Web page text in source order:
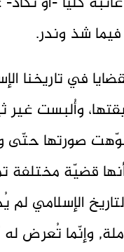
فيما شذ وندر.
في تاريخنا
وأُلبست غير
صورتها حتّى
قضيّة مختلفة
الإسلامي
وإنّما تُعرض له